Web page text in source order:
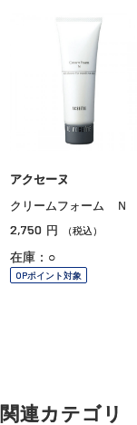
アクセーヌ
クリームフォーム Ｎ
2,750 円 （税込）
在庫：○
OPポイント対象
関連カテゴリ